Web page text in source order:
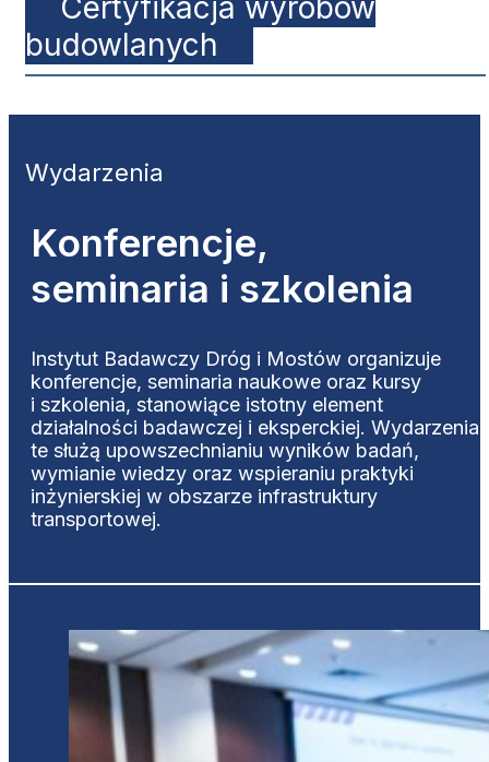
Certyfikacja wyrobów
budowlanych
Wydarzenia
Konferencje,
seminaria i szkolenia
Instytut Badawczy Dróg i Mostów organizuje
konferencje, seminaria naukowe oraz kursy
i szkolenia, stanowiące istotny element
działalności badawczej i eksperckiej. Wydarzenia
te służą upowszechnianiu wyników badań,
wymianie wiedzy oraz wspieraniu praktyki
inżynierskiej w obszarze infrastruktury
transportowej.